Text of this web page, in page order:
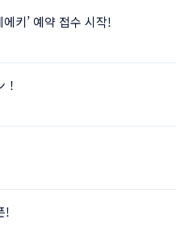
키’ 예약 접수 시작!
!